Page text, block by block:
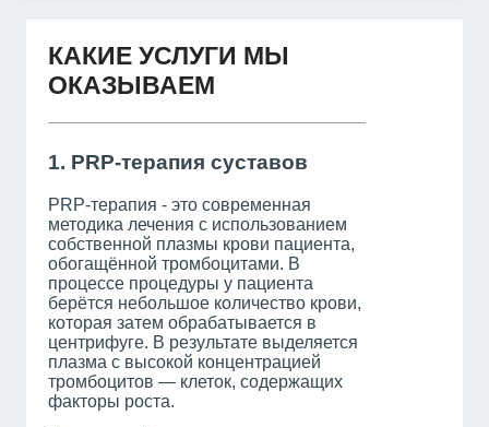
КАКИЕ УСЛУГИ МЫ
ОКАЗЫВАЕМ
1. PRP-терапия суставов
PRP-терапия - это современная
методика лечения с использованием
собственной плазмы крови пациента,
обогащённой тромбоцитами. В
процессе процедуры у пациента
берётся небольшое количество крови,
которая затем обрабатывается в
центрифуге. В результате выделяется
плазма с высокой концентрацией
тромбоцитов — клеток, содержащих
факторы роста.